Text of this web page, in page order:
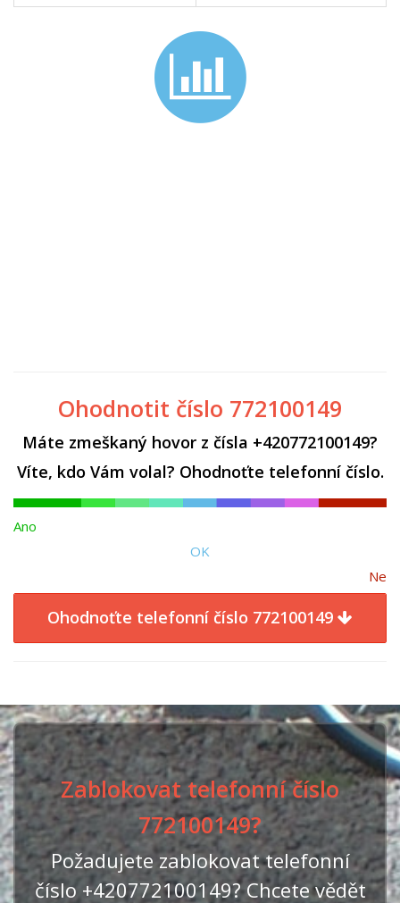
Ohodnotit číslo 772100149
Máte zmeškaný hovor z čísla +420772100149?
Víte, kdo Vám volal? Ohodnoťte telefonní číslo.
Ano
OK
Ne
Ohodnoťte telefonní číslo 772100149
Zablokovat telefonní číslo
772100149?
Požadujete zablokovat telefonní
číslo +420772100149? Chcete vědět